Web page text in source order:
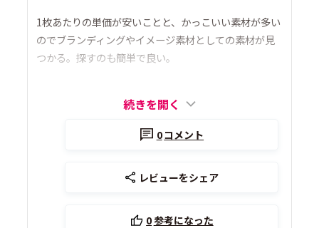
1枚あたりの単価が安いことと、かっこいい素材が多い
のでブランディングやイメージ素材としての素材が見
つかる。探すのも簡単で良い。
続きを開く
0コメント
レビューをシェア
0参考になった